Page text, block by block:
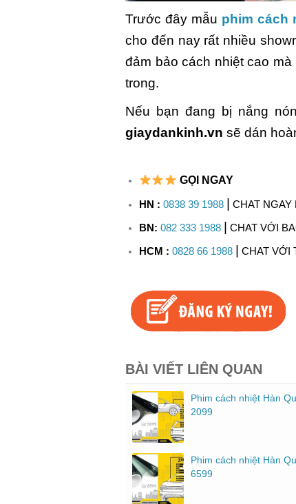
Trước đây mẫu phim cách
cho đến nay rất nhiều
đảm bảo cách nhiệt cao
trong.
Nếu bạn đang bị nắng
giaydankinh.vn sẽ dán
GỌI NGAY
HN : 0838 39 1988 CHAT NGAY
BN: 082 333 1988 CHAT VỚI
HCM : 0828 66 1988 | CHAT VỚI
BÀI VIẾT LIÊN QUAN
Phim cách nhiệt Hàn
2099
Phim cách nhiệt Hàn
6599